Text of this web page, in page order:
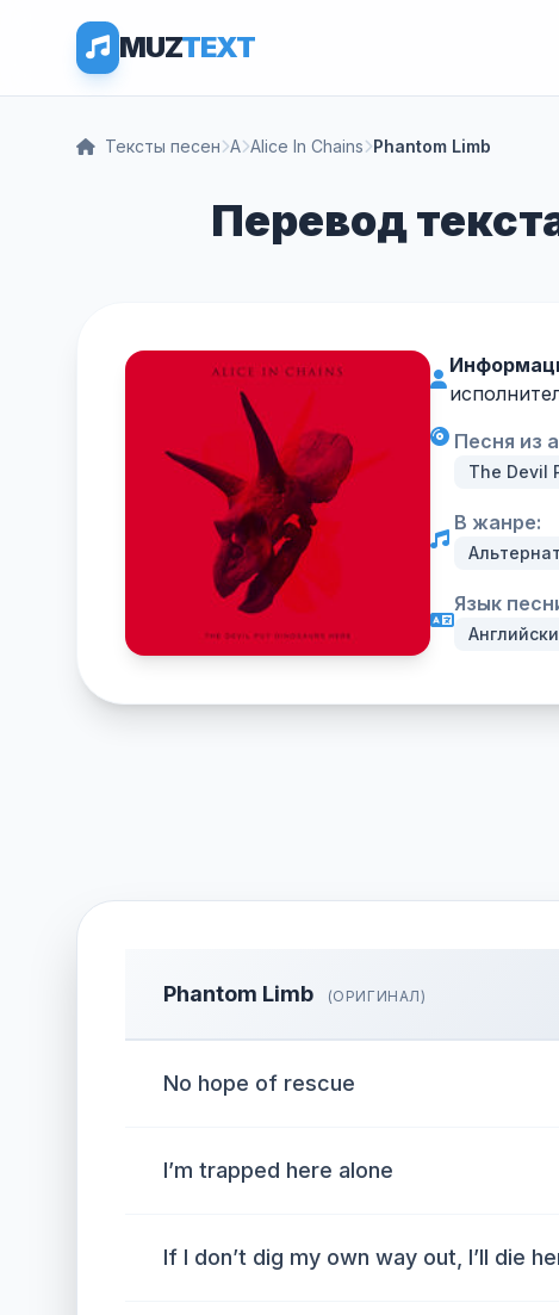
MUZTEXT
Тексты песен A Alice In Chains Phantom Limb
Перевод
Песня из
The Devil
В жанре:
Язык
Phantom Limb (ОРИГИНАЛ)
No hope of rescue
I’m trapped here alone
If I don’t dig my own way out, I’ll die